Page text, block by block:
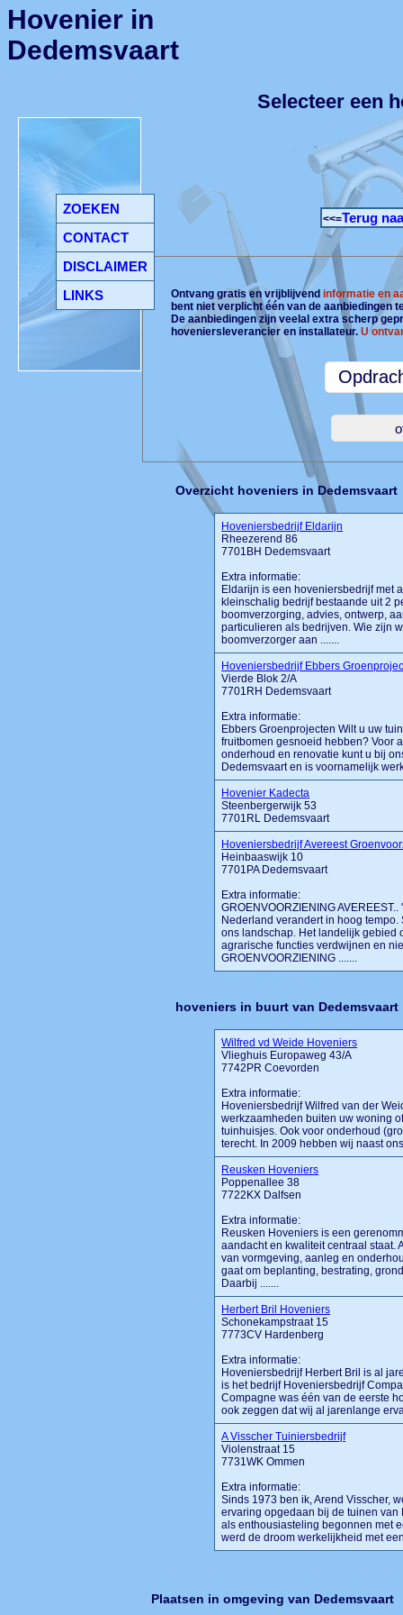
ZOEKEN
CONTACT
DISCLAIMER
LINKS
Hovenier in
Dedemsvaart
Selecteer een
<<=Terug
Ontvang gratis en vrijblijvendinformatie en
bent niet verplicht één van de aanbiedingen
De aanbiedingen zijn veelal extra scherp
hoveniersleverancier en installateur.U
Overzicht hoveniers in Dedemsvaart
Hoveniersbedrijf Eldarijn
Rheezerend 86
7701BH Dedemsvaart
Extra informatie:
Eldarijn is een hoveniersbedrijf met
kleinschalig bedrijf bestaande uit 2
boomverzorging, advies, ontwerp,
particulieren als bedrijven. Wie zijn
boomverzorger aan .......
Hoveniersbedrijf Ebbers
Vierde Blok 2/A
7701RH Dedemsvaart
Extra informatie:
Ebbers Groenprojecten Wilt u uw
fruitbomen gesnoeid hebben? Voor
onderhoud en renovatie kunt u bij
Dedemsvaart en is voornamelijk
Hovenier Kadecta
Steenbergerwijk 53
7701RL Dedemsvaart
Hoveniersbedrijf Avereest
Heinbaaswijk 10
7701PA Dedemsvaart
Extra informatie:
GROENVOORZIENING
Nederland verandert in hoog
ons landschap. Het landelijk gebied
agrarische functies verdwijnen en
GROENVOORZIENING .......
hoveniers in buurt van Dedemsvaart
Wilfred vd Weide Hoveniers
Vlieghuis Europaweg 43/A
7742PR Coevorden
Extra informatie:
Hoveniersbedrijf Wilfred van der
werkzaamheden buiten uw woning
tuinhuisjes. Ook voor onderhoud
terecht. In 2009 hebben wij naast
Reusken Hoveniers
Poppenallee 38
7722KX Dalfsen
Extra informatie:
Reusken Hoveniers is een
aandacht en kwaliteit centraal staat.
van vormgeving, aanleg en
gaat om beplanting, bestrating,
Daarbij .......
Herbert Bril Hoveniers
Schonekampstraat 15
7773CV Hardenberg
Extra informatie:
Hoveniersbedrijf Herbert Bril is al
is het bedrijf Hoveniersbedrijf
Compagne was één van de eerste
ook zeggen dat wij al jarenlange
A Visscher Tuiniersbedrijf
Violenstraat 15
7731WK Ommen
Extra informatie:
Sinds 1973 ben ik, Arend Visscher,
ervaring opgedaan bij de tuinen van
als enthousiasteling begonnen met
werd de droom werkelijkheid met
Plaatsen in omgeving van Dedemsvaart